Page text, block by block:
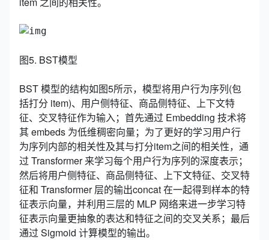
图5. BST模型
BST 模型的结构如图5所示，模型将用户行为序列(包
括打分 item)、用户侧特征、商品侧特征、上下文特
征、交叉特征作为输入；首先通过 Embedding 技术将
其 embeds 为低维稠密向量；为了更好的学习用户行
为序列内部的相关性及其与打分item之间的相关性，通
过 Transformer 来学习每个用户行为序列的深度表示；
然后将用户侧特征、商品侧特征、上下文特征、交叉特
征和 Transformer 层的输出concat 在一起得到样本的特
征表示向量，并利用三层的 MLP 网络来进一步学习特
征表示向量更抽象的表达和特征之间的交叉关系；最后
通过 Sigmoid 计算模型的输出。